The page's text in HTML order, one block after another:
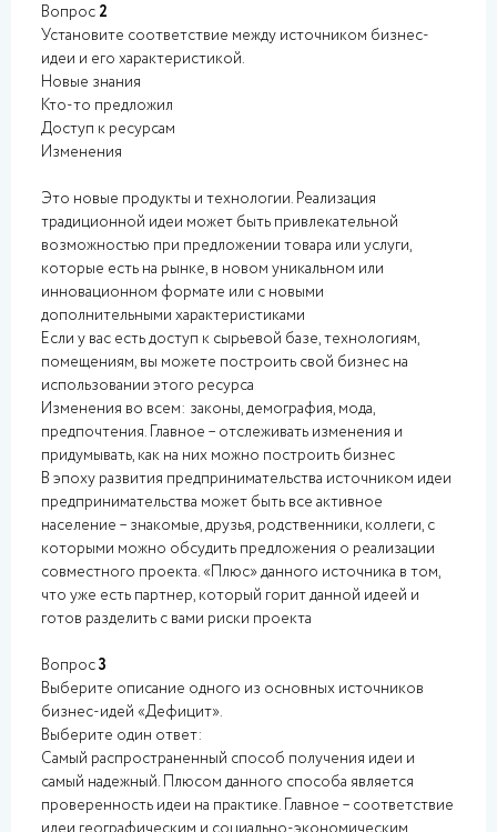
Вопрос 2
Установите соответствие между источником бизнес-
идеи и его характеристикой.
Новые знания
Кто-то предложил
Доступ к ресурсам
Изменения
Это новые продукты и технологии. Реализация
традиционной идеи может быть привлекательной
возможностью при предложении товара или услуги,
которые есть на рынке, в новом уникальном или
инновационном формате или с новыми
дополнительными характеристиками
Если у вас есть доступ к сырьевой базе, технологиям,
помещениям, вы можете построить свой бизнес на
использовании этого ресурса
Изменения во всем: законы, демография, мода,
предпочтения. Главное – отслеживать изменения и
придумывать, как на них можно построить бизнес
В эпоху развития предпринимательства источником идеи
предпринимательства может быть все активное
население – знакомые, друзья, родственники, коллеги, с
которыми можно обсудить предложения о реализации
совместного проекта. «Плюс» данного источника в том,
что уже есть партнер, который горит данной идеей и
готов разделить с вами риски проекта
Вопрос3
Выберите описание одного из основных источников
бизнес-идей «Дефицит».
Выберите один ответ:
Самый распространенный способ получения идеи и
самый надежный. Плюсом данного способа является
проверенность идеи на практике. Главное – соответствие